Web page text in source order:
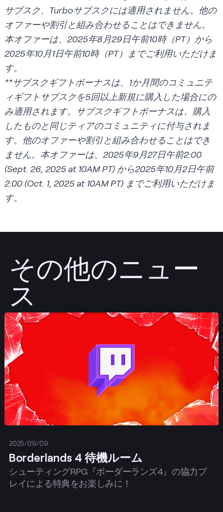
サブスク、Turboサブスクには適用されません。他の
オファーや割引と組み合わせることはできません。
本オファーは、2025年8月29日午前10時（PT）から
2025年10月1日午前10時（PT）までご利用いただけま
す。
**サブスクギフトボーナスは、1か月間のコミュニテ
ィギフトサブスクを5回以上新規に購入した場合にの
み適用されます。サブスクギフトボーナスは、購入
したものと同じティアのコミュニティに付与されま
す。他のオファーや割引と組み合わせることはでき
ません。本オファーは、2025年9月27日午前2:00
(Sept. 26, 2025 at 10AM PT) から2025年10月2日午前
2:00 (Oct. 1, 2025 at 10AM PT) までご利用いただけま
す。
その他のニュー
ス
2025/09/09
Borderlands 4 待機ルーム
シューティングRPG『ボーダーランズ4』の協力プ
レイによる特典をお楽しみに！
投稿する